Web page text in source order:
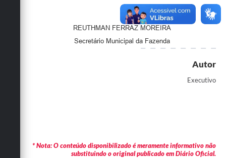
REUTHMAN FERRAZ MOREIRA
Secretário Municipal da Fazenda
Autor
Executivo
* Nota: O conteúdo disponibilizado é meramente informativo não
substituindo o original publicado em Diário Oficial.